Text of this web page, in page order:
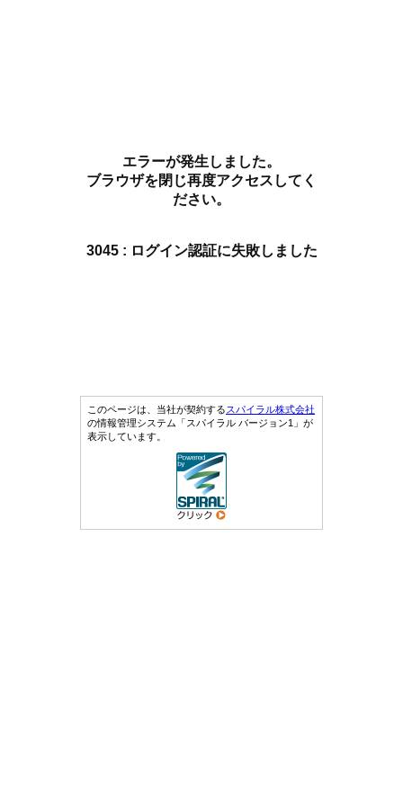
エラーが発生しました。
ブラウザを閉じ再度アクセスしてく
ださい。
3045 : ログイン認証に失敗しました
このページは、当社が契約するスパイラル株式会社
の情報管理システム「スパイラル バージョン1」が
表示しています。